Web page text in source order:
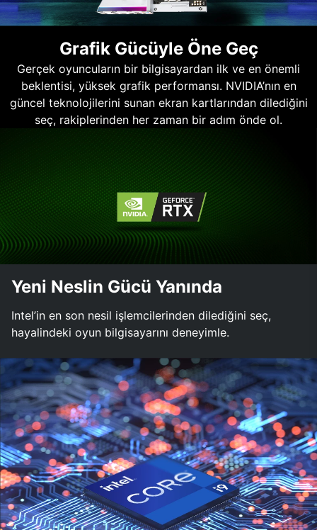
Grafik Gücüyle Öne Geç
Gerçek oyuncuların bir bilgisayardan ilk ve en önemli
beklentisi, yüksek grafik performansı. NVIDIA’nın en
güncel teknolojilerini sunan ekran kartlarından dilediğini
seç, rakiplerinden her zaman bir adım önde ol.
Yeni Neslin Gücü Yanında
Intel’in en son nesil işlemcilerinden dilediğini seç,
hayalindeki oyun bilgisayarını deneyimle.